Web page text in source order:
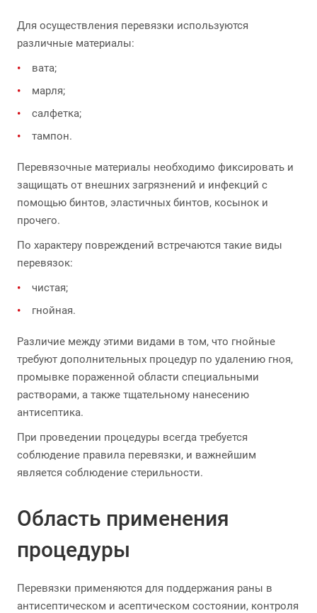
Для осуществления перевязки используются
различные материалы:
вата;
марля;
салфетка;
тампон.
Перевязочные материалы необходимо фиксировать и
защищать от внешних загрязнений и инфекций с
помощью бинтов, эластичных бинтов, косынок и
прочего.
По характеру повреждений встречаются такие виды
перевязок:
чистая;
гнойная.
Различие между этими видами в том, что гнойные
требуют дополнительных процедур по удалению гноя,
промывке пораженной области специальными
растворами, а также тщательному нанесению
антисептика.
При проведении процедуры всегда требуется
соблюдение правила перевязки, и важнейшим
является соблюдение стерильности.
Область применения
процедуры
Перевязки применяются для поддержания раны в
антисептическом и асептическом состоянии, контроля